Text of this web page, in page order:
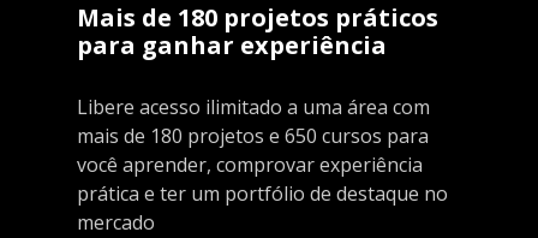
Mais de 180 projetos práticos
para ganhar experiência
Libere acesso ilimitado a uma área com
mais de 180 projetos e 650 cursos para
você aprender, comprovar experiência
prática e ter um portfólio de destaque no
mercado